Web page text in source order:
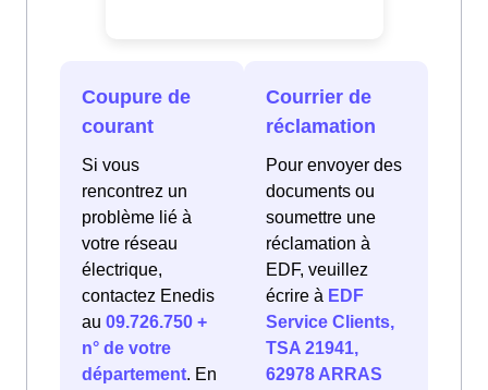
Coupure de
courant
Si vous
rencontrez un
problème lié à
votre réseau
électrique,
contactez Enedis
au 09.726.750 +
n° de votre
département. En
Courrier de
réclamation
Pour envoyer des
documents ou
soumettre une
réclamation à
EDF, veuillez
écrire à EDF
Service Clients,
TSA 21941,
62978 ARRAS